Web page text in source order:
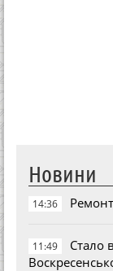
Новини
14:36
11:49
Стало